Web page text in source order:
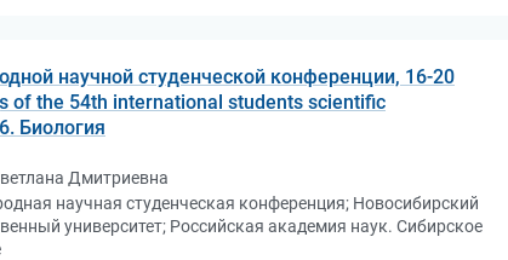
научной студенческой конференции, 16-20
of the 54th international students scientific
Биология
Дмитриевна
научная студенческая конференция; Новосибирский
университет; Российская академия наук. Сибирское